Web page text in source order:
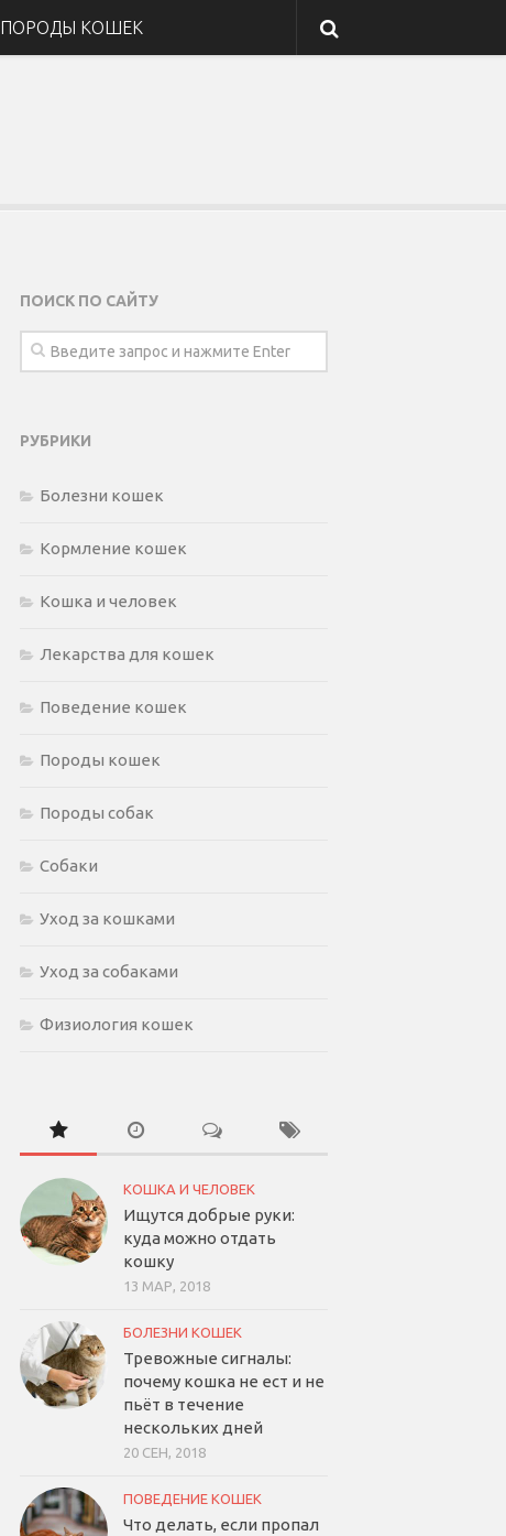
ПОРОДЫ КОШЕК
ПОИСК ПО САЙТУ
РУБРИКИ
Болезни кошек
Кормление кошек
Кошка и человек
Лекарства для кошек
Поведение кошек
Породы кошек
Породы собак
Собаки
Уход за кошками
Уход за собаками
Физиология кошек
КОШКА И ЧЕЛОВЕК
Ищутся добрые руки:
куда можно отдать
кошку
13 МАР, 2018
БОЛЕЗНИ КОШЕК
Тревожные сигналы:
почему кошка не ест и не
пьёт в течение
нескольких дней
20 СЕН, 2018
ПОВЕДЕНИЕ КОШЕК
Что делать, если пропал